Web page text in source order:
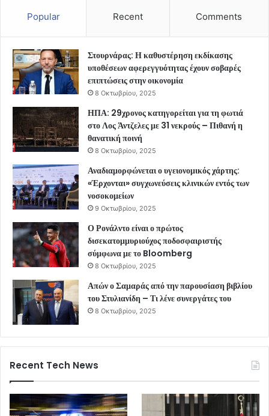
Popular Recent Comments
Στουρνάρας: Η καθυστέρηση εκδίκασης
υποθέσεων αφερεγγυότητας έχουν σοβαρές
επιπτώσεις στην οικονομία
8 Οκτωβρίου, 2025
ΗΠΑ: 29χρονος κατηγορείται για τη φωτιά
στο Λος Άντζελες με 31 νεκρούς – Πιθανή η
θανατική ποινή
8 Οκτωβρίου, 2025
Αναδιαμορφώνεται ο υγειονομικός χάρτης:
«Έρχονται» συγχωνεύσεις κλινικών εντός των
νοσοκομείων
9 Οκτωβρίου, 2025
Ο Ρονάλντο είναι ο πρώτος
δισεκατομμυριούχος ποδοσφαιριστής
σύμφωνα με το Bloomberg
8 Οκτωβρίου, 2025
Απών ο Σαμαράς από την παρουσίαση βιβλίου
του Στυλιανίδη – Τι λένε συνεργάτες του
8 Οκτωβρίου, 2025
Recent Tech News